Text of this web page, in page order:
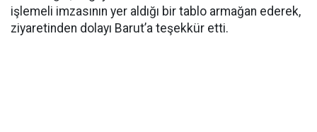
işlemeli imzasının yer aldığı bir tablo armağan ederek,
ziyaretinden dolayı Barut’a teşekkür etti.